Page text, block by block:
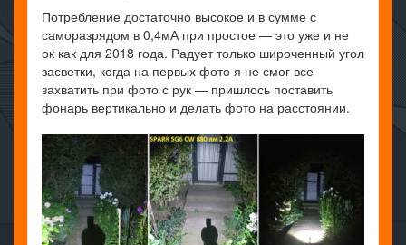
Потребление достаточно высокое и в сумме с
саморазрядом в 0,4мА при простое — это уже и не
ок как для 2018 года. Радует только широченный угол
засветки, когда на первых фото я не смог все
захватить при фото с рук — пришлось поставить
фонарь вертикально и делать фото на расстоянии.